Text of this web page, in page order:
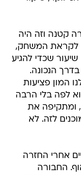
קטנה וזה היה
לקראת המשחק,
שיעור שכדי להגיע
הנכונה.
המון פציעות
לפה בלי הרבה
ומתקיפה את
לזה. לא
אחרי החזרה
החבורה